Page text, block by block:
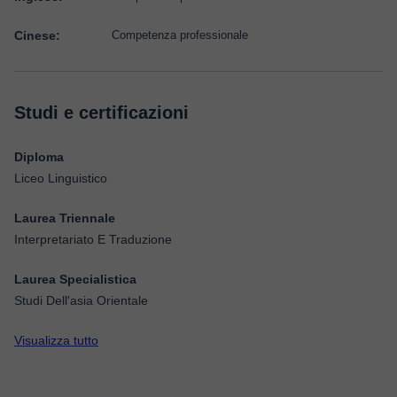
Cinese: Competenza professionale
Studi e certificazioni
Diploma
Liceo Linguistico
Laurea Triennale
Interpretariato E Traduzione
Laurea Specialistica
Studi Dell'asia Orientale
Visualizza tutto